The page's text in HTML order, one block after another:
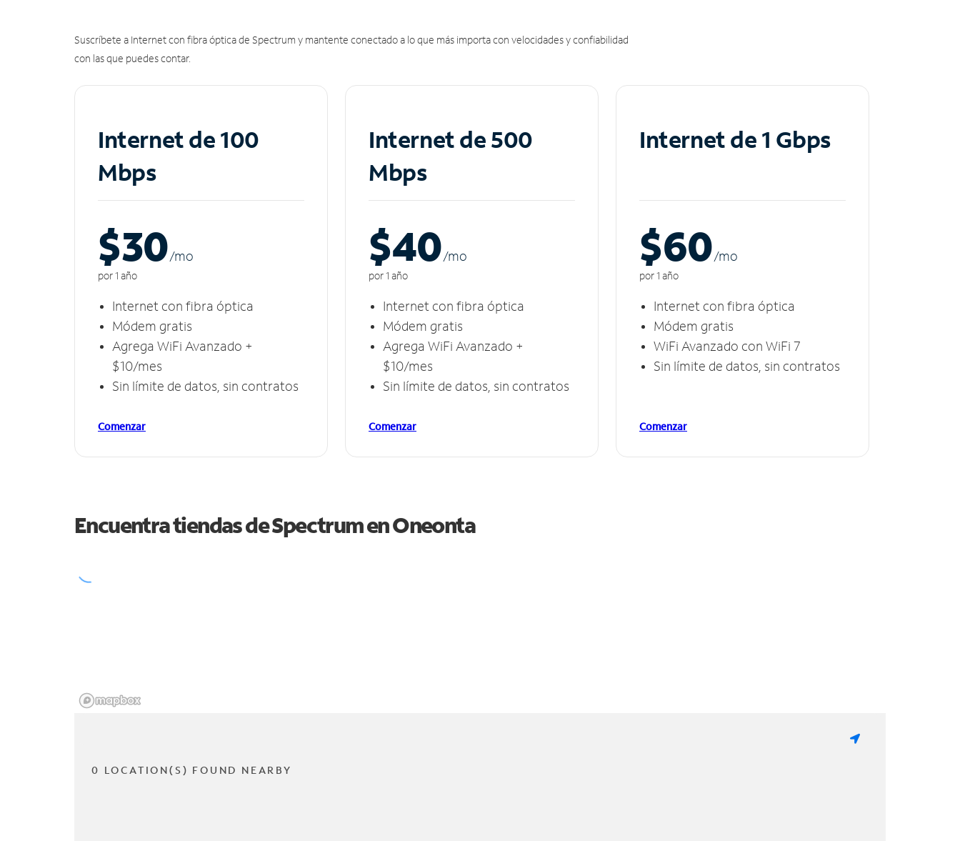
Suscríbete a Internet con fibra óptica de Spectrum y mantente conectado a lo que más importa con velocidades y confiabilidad
con las que puedes contar.
Internet de 100
Mbps
$30/mo
por 1 año
Internet con fibra óptica
Módem gratis
Agrega WiFi Avanzado +
$10/mes
Sin límite de datos, sin contratos
Comenzar
Internet de 500
Mbps
$40/mo
por 1 año
Internet con fibra óptica
Módem gratis
Agrega WiFi Avanzado +
$10/mes
Sin límite de datos, sin contratos
Comenzar
Internet de 1 Gbps
$60/mo
por 1 año
Internet con fibra óptica
Módem gratis
WiFi Avanzado con WiFi 7
Sin límite de datos, sin contratos
Comenzar
Encuentra tiendas de Spectrum enOneonta
0 LOCATION(S) FOUND NEARBY